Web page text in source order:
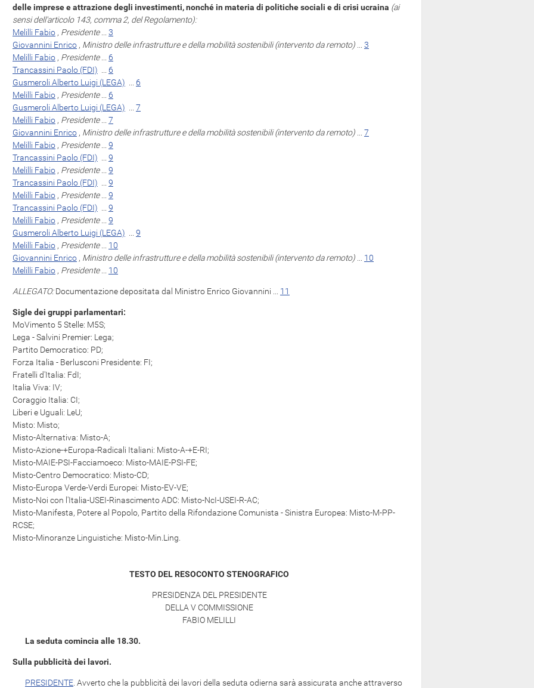
delle imprese e attrazione degli investimenti, nonché in materia di politiche sociali e di crisi ucraina (ai
sensi dell'articolo 143, comma 2, del Regolamento):
Melilli Fabio , Presidente... 3
Giovannini Enrico , Ministro delle infrastrutture e della mobilità sostenibili (intervento da remoto)
3
Melilli Fabio , Presidente... 6
Trancassini Paolo (FDI)
6
Gusmeroli Alberto Luigi (LEGA)
6
Melilli Fabio , Presidente... 6
Gusmeroli Alberto Luigi (LEGA)
7
Melilli Fabio , Presidente... 7
Giovannini Enrico , Ministro delle infrastrutture e della mobilità sostenibili (intervento da remoto)
7
Melilli Fabio , Presidente... 9
Trancassini Paolo (FDI)
9
Melilli Fabio , Presidente... 9
Trancassini Paolo (FDI)
9
Melilli Fabio , Presidente... 9
Trancassini Paolo (FDI)
9
Melilli Fabio , Presidente... 9
Gusmeroli Alberto Luigi (LEGA)
9
Melilli Fabio , Presidente... 10
Giovannini Enrico , Ministro delle infrastrutture e della mobilità sostenibili (intervento da remoto)
10
Melilli Fabio , Presidente... 10
ALLEGATO:Documentazione depositata dal Ministro Enrico Giovannini ... 11
Sigle dei gruppi parlamentari:
MoVimento 5 Stelle: M5S;
Lega - Salvini Premier: Lega;
Partito Democratico: PD;
Forza Italia - Berlusconi Presidente: FI;
Fratelli d'Italia: FdI;
Italia Viva: IV;
Coraggio Italia: CI;
Liberi e Uguali: LeU;
Misto: Misto;
Misto-Alternativa: Misto-A;
Misto-Azione-+Europa-Radicali Italiani: Misto-A-+E-RI;
Misto-MAIE-PSI-Facciamoeco: Misto-MAIE-PSI-FE;
Misto-Centro Democratico: Misto-CD;
Misto-Europa Verde-Verdi Europei: Misto-EV-VE;
Misto-Noi con l'Italia-USEI-Rinascimento ADC: Misto-NcI-USEI-R-AC;
Misto-Manifesta, Potere al Popolo, Partito della Rifondazione Comunista - Sinistra Europea: Misto-M-PP-
RCSE;
Misto-Minoranze Linguistiche: Misto-Min.Ling.
TESTO DEL RESOCONTO STENOGRAFICO
PRESIDENZA DEL PRESIDENTE
DELLA V COMMISSIONE
FABIO MELILLI
La seduta comincia alle 18.30.
Sulla pubblicità dei lavori.
PRESIDENTE . Avverto che la pubblicità dei lavori della seduta odierna sarà assicurata anche attraverso